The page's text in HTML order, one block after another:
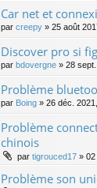
Car net et
par creepy » 25 août
Discover pro si
par bdovergne » 28
Problème
par Boing » 26 déc.
Problème
chinois
par tigrouced17 » 02
Problème son